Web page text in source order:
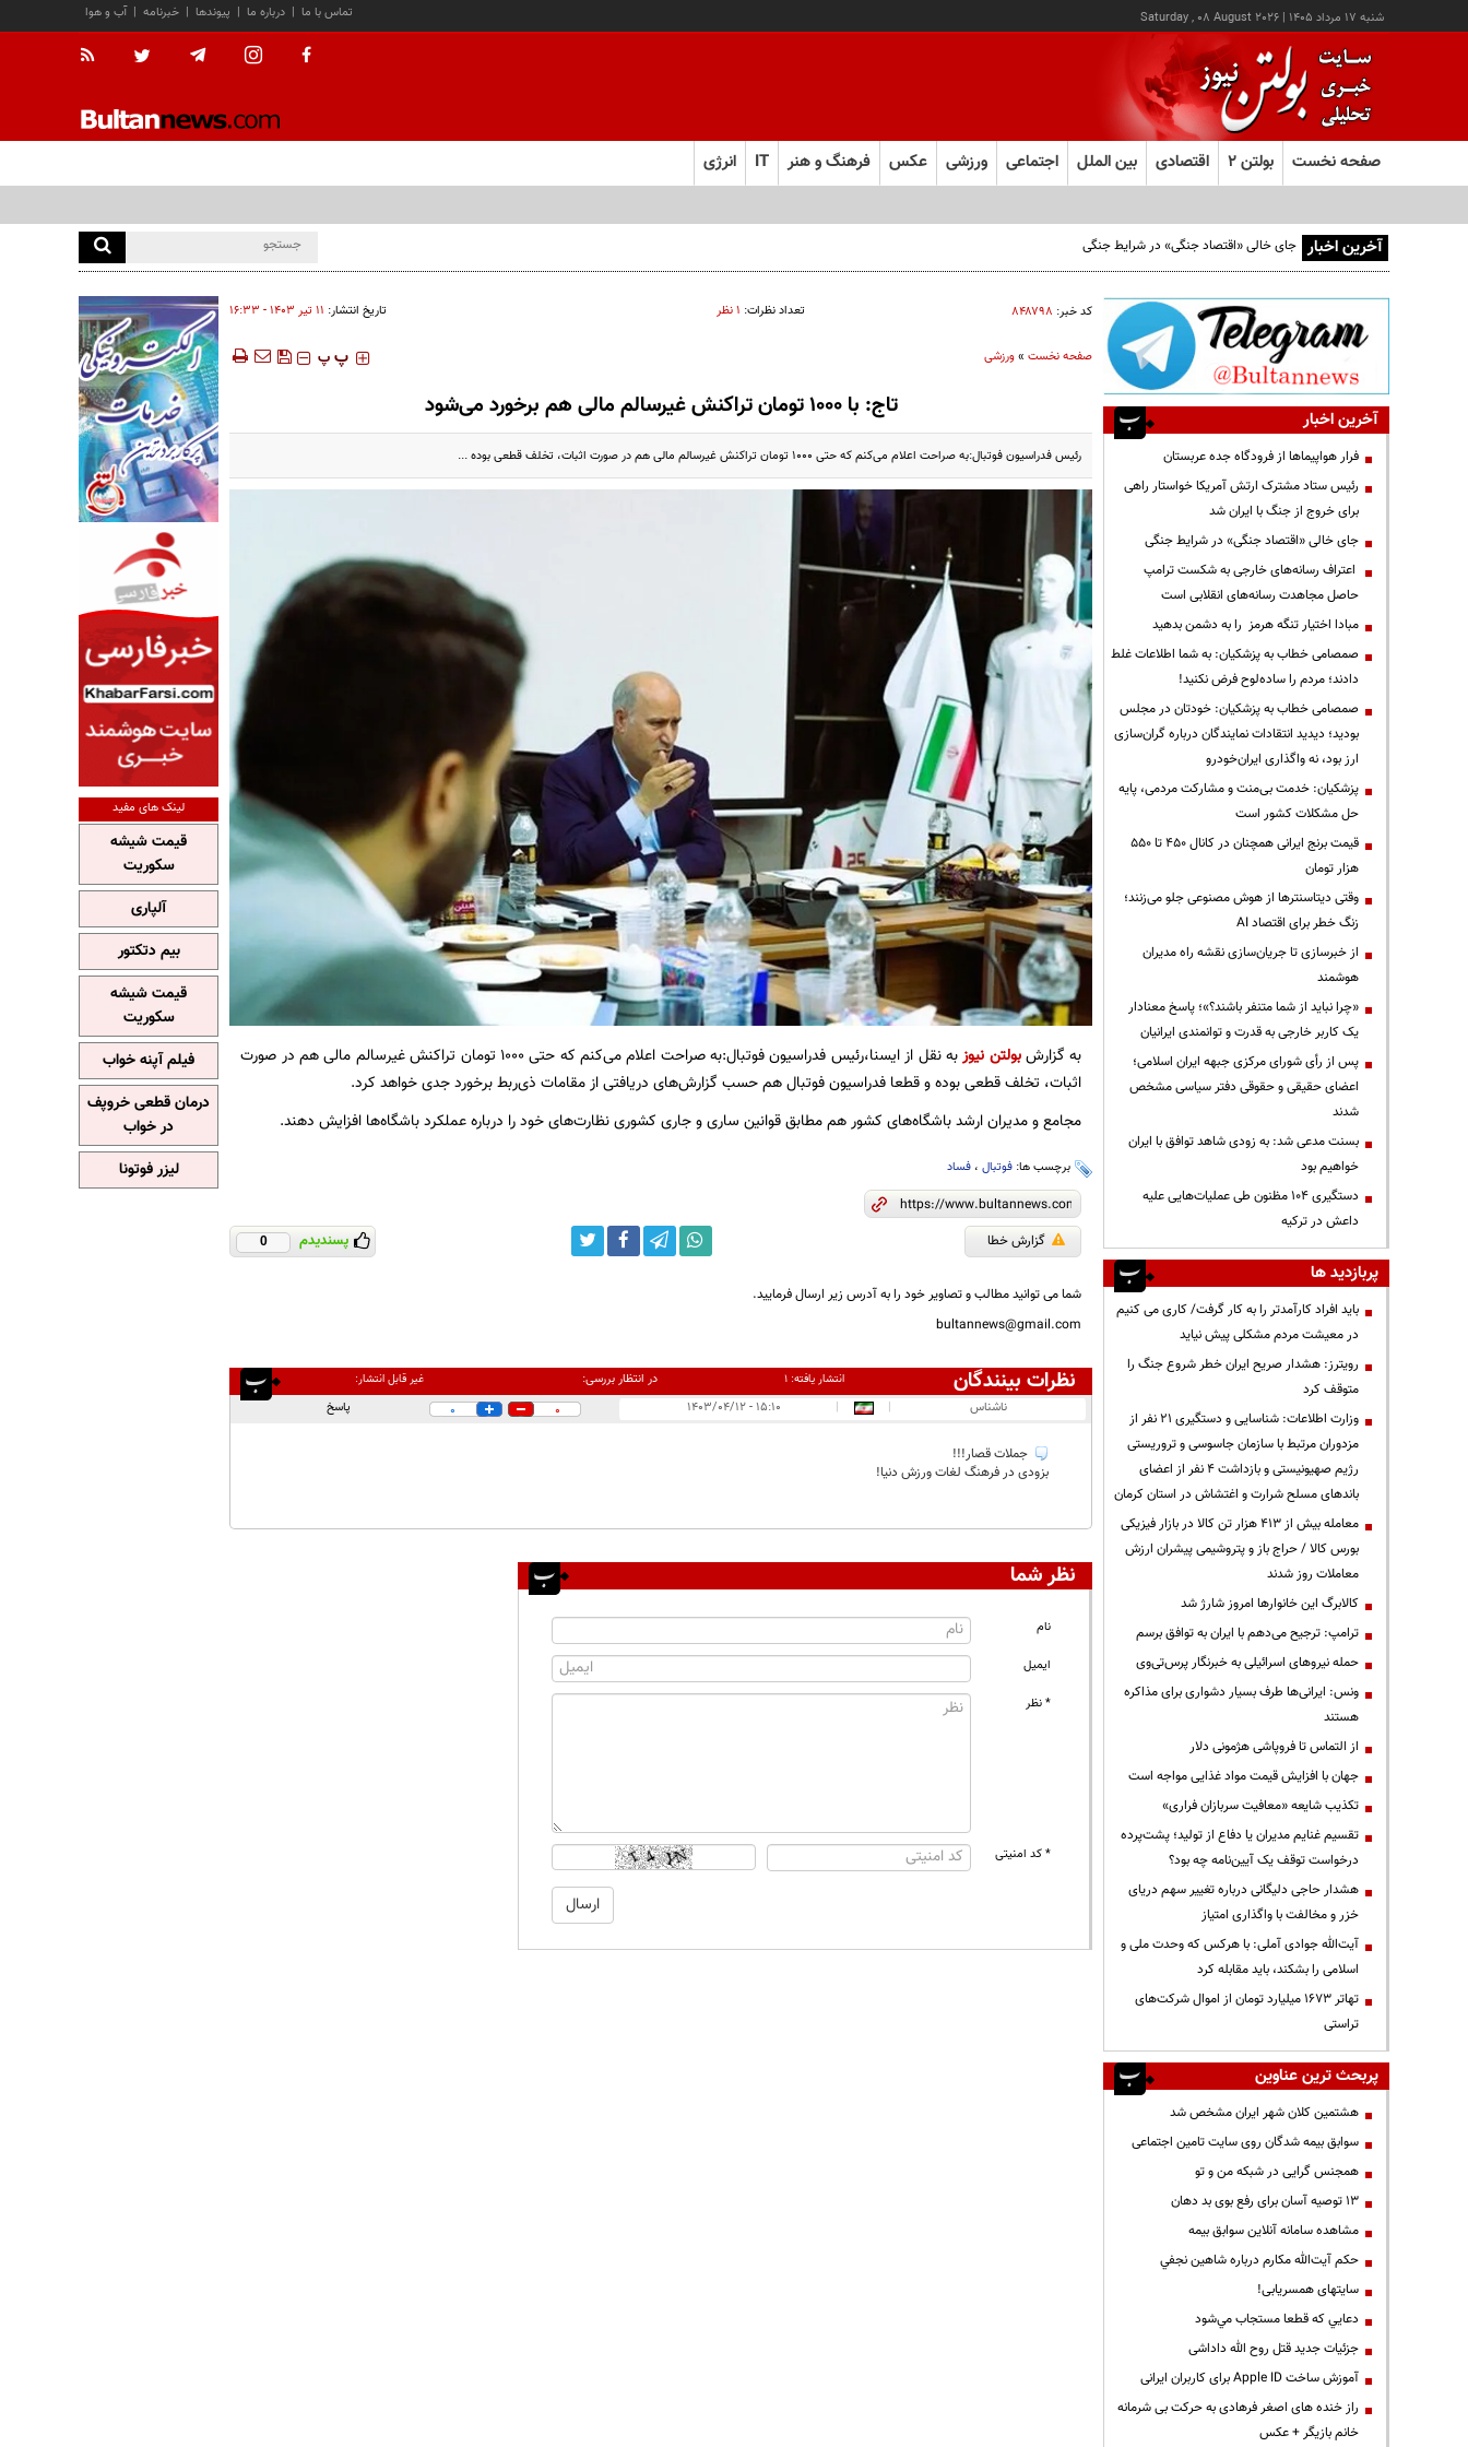
شنبه ۱۷ مرداد ۱۴۰۵ |
Saturday , 08 August 2026 آب و هوا | خبرنامه | پیوندها | درباره ما | تماس با ما
صفحه نخست بولتن ۲ اقتصادی بین الملل اجتماعی ورزشی عکس فرهنگ و هنر IT انرژی
آخرین اخبار جای خالی «اقتصاد جنگی» در شرایط جنگی
کد خبر: ۸۴۸۷۹۸ تعداد نظرات: ۱ نظر تاریخ انتشار: ۱۱ تير ۱۴۰۳ - ۱۶:۳۳
صفحه نخست»ورزشی ‍‍‍ پ پ
تاج: با ۱۰۰۰ تومان تراکنش غیرسالم مالی هم برخورد می‌شود
رئیس فدراسیون فوتبال:به صراحت اعلام می‌کنم که حتی ۱۰۰۰ تومان تراکنش غیرسالم مالی هم در صورت اثبات، تخلف قطعی بوده ...
به گزارشبولتن نیوز
به نقل از ایسنا،رئیس فدراسیون فوتبال:به صراحت اعلام می‌کنم که حتی ۱۰۰۰ تومان تراکنش غیرسالم مالی هم در صورت
اثبات، تخلف قطعی بوده و قطعا فدراسیون فوتبال هم حسب گزارش‌های دریافتی از مقامات ذی‌ربط برخورد جدی خواهد کرد.
مجامع و مدیران ارشد باشگاه‌های کشور هم مطابق قوانین ساری و جاری کشوری نظارت‌های خود را درباره عملکرد باشگاه‌ها افزایش دهند.
برچسب ها: فوتبال، فساد
گزارش خطا پسندیدم 0
شما می توانید مطالب و تصاویر خود را به آدرس زیر ارسال فرمایید.
bultannews@gmail.com
نظرات بینندگان انتشار یافته:۱ در انتظار بررسی: غیر قابل انتشار:
ناشناس |
| ۱۵:۱۰ - ۱۴۰۳/۰۴/۱۲ 0
0 پاسخ
جملات قصار!!!
بزودی در فرهنگ لغات ورزش دنیا!
نظر شما
نام
ایمیل
* نظر
* کد امنیتی
آخرین اخبار
فرار هواپیماها از فرودگاه جده عربستان
رئیس ستاد مشترک ارتش آمریکا خواستار راهی
برای خروج از جنگ با ایران شد
جای خالی «اقتصاد جنگی» در شرایط جنگی
اعتراف رسانه‌های خارجی به شکست ترامپ
حاصل مجاهدت رسانه‌های انقلابی است
مبادا اختیار تنگه هرمز را به دشمن بدهید
صمصامی خطاب به پزشکیان: به شما اطلاعات غلط
دادند؛ مردم را ساده‌لوح فرض نکنید!
صمصامی خطاب به پزشکیان: خودتان در مجلس
بودید؛ دیدید انتقادات نمایندگان درباره گران‌سازی
ارز بود، نه واگذاری ایران‌خودرو
پزشکیان: خدمت بی‌منت و مشارکت مردمی، پایه
حل مشکلات کشور است
قیمت‌ برنج ایرانی همچنان در کانال ۴۵۰ تا ۵۵۰
هزار تومان
وقتی دیتاسنترها از هوش مصنوعی جلو می‌زنند؛
زنگ خطر برای اقتصاد AI
از خبرسازی تا جریان‌سازی نقشه راه مدیران
هوشمند
«چرا نباید از شما متنفر باشند؟»؛ پاسخ معنادار
یک کاربر خارجی به قدرت و توانمندی ایرانیان
پس از رأی شورای مرکزی جبهه ایران اسلامی؛
اعضای حقیقی و حقوقی دفتر سیاسی مشخص
شدند
بسنت مدعی شد: به زودی شاهد توافق با ایران
خواهیم بود
دستگیری ۱۰۴ مظنون طی عملیات‌هایی علیه
داعش در ترکیه
پربازدید ها
باید افراد کارآمدتر را به کار گرفت/ کاری می کنیم
در معیشت مردم مشکلی پیش نیاید
رویترز: هشدار صریح ایران خطر شروع جنگ را
متوقف کرد
وزارت اطلاعات: شناسایی و دستگیری ۲۱ نفر از
مزدوران مرتبط با سازمان جاسوسی و تروریستی
رژیم صهیونیستی و بازداشت ۴ نفر از اعضای
باندهای مسلح شرارت و اغتشاش در استان کرمان
معامله بیش از ۴۱۳ هزار تن کالا در بازار فیزیکی
بورس کالا / حراج باز و پتروشیمی پیشران ارزش
معاملات روز شدند
کالابرگ این خانوارها امروز شارژ شد
ترامپ: ترجیح می‌دهم با ایران به توافق برسم
حمله نیروهای اسرائیلی به خبرنگار پرس‌تی‌وی
ونس: ایرانی‌ها طرف بسیار دشواری برای مذاکره
هستند
از التماس تا فروپاشی هژمونی دلار
جهان با افزایش قیمت مواد غذایی مواجه است
تکذیب شایعه «معافیت سربازان فراری»
تقسیم غنایم مدیران یا دفاع از تولید؛ پشت‌پرده
درخواست توقف یک آیین‌نامه چه بود؟
هشدار حاجی دلیگانی درباره تغییر سهم دریای
خزر و مخالفت با واگذاری امتیاز
آیت‌الله جوادی آملی: با هرکس که وحدت ملی و
اسلامی را بشکند، باید مقابله کرد
تهاتر ۱۶۷۳ میلیارد تومان از اموال شرکت‌های
تراستی
پربحث ترین عناوین
هشتمین کلان شهر ایران مشخص شد
سوابق بیمه شدگان روی سایت تامین اجتماعی
همجنس گرایی در شبکه من و تو
13 توصیه آسان برای رفع بوی بد دهان
مشاهده سامانه آنلاين سوابق بیمه
حكم آيت‌الله مكارم درباره شاهين نجفي
سایتهای همسریابی!
دعايي كه قطعا مستجاب مي‌شود
جزئیات جدید قتل روح الله داداشی
آموزش ساخت Apple ID برای کاربران ایرانی
راز خنده های اصغر فرهادی به حرکت بی شرمانه
خانم بازیگر + عکس
لینک های مفید
قیمت شیشه
سکوریت
آلپاری
بیم دتکتور
قیمت شیشه
سکوریت
فیلم آپنه خواب
درمان قطعی خروپف
در خواب
لیزر فوتونا